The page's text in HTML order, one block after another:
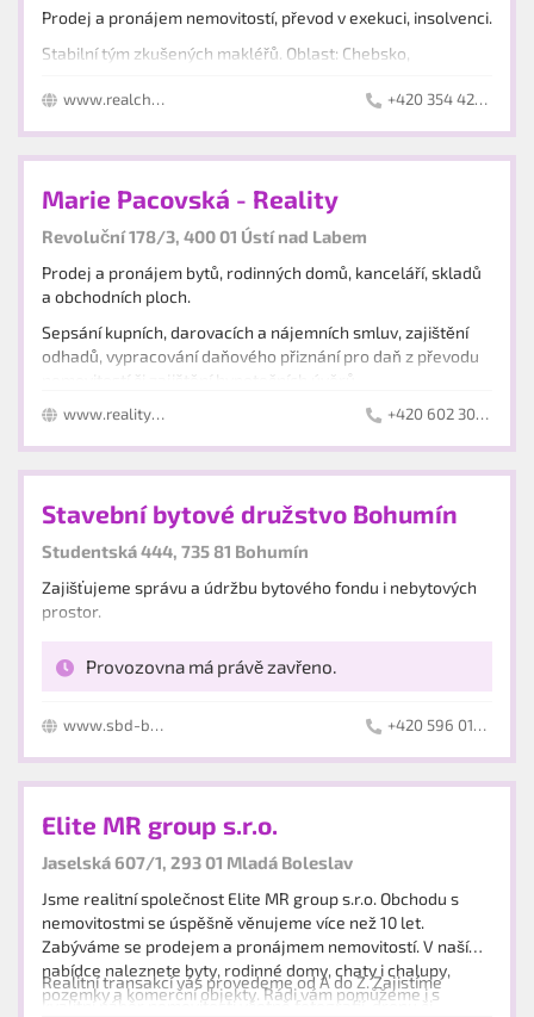
Prodej a pronájem nemovitostí, převod v exekuci, insolvenci.
Stabilní tým zkušených makléřů. Oblast: Chebsko,
www.realcheb.cz +420 354 422 075
Marie Pacovská - Reality
Revoluční 178/3, 400 01 Ústí nad Labem
Prodej a pronájem bytů, rodinných domů, kanceláří, skladů
a obchodních ploch.
Sepsání kupních, darovacích a nájemních smluv, zajištění
odhadů, vypracování daňového přiznání pro daň z převodu
nemovitostí či zajištění hypotečních úvěrů.
Zajišťujeme správu komerčních nemovitostí.
www.reality-pacovska.cz +420 602 304 664
Stavební bytové družstvo Bohumín
Studentská 444, 735 81 Bohumín
Zajišťujeme správu a údržbu bytového fondu i nebytových
prostor.
Provozovna má právě zavřeno.
www.sbd-bohumin.cz +420 596 012 602
Elite MR group s.r.o.
Jaselská 607/1, 293 01 Mladá Boleslav
Jsme realitní společnost Elite MR group s.r.o. Obchodu s
nemovitostmi se úspěšně věnujeme více než 10 let.
Zabýváme se prodejem a pronájmem nemovitostí. V naší
nabídce naleznete byty, rodinné domy, chaty i chalupy,
pozemky a komerční objekty. Rádi vám pomůžeme i s
Realitní transakcí vás provedeme od A do Z. Zajistíme
kvalitní náběr nemovitosti včetně fotografií, dronu či